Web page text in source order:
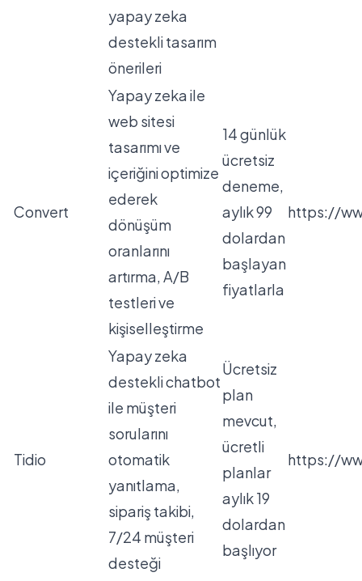
yapay zeka
destekli tasarım
önerileri
Convert
Yapay zeka ile
web sitesi
tasarımı ve
içeriğini optimize
ederek
dönüşüm
oranlarını
artırma, A/B
testleri ve
kişiselleştirme
14 günlük
ücretsiz
deneme,
aylık 99
dolardan
başlayan
fiyatlarla
https://
Tidio
Yapay zeka
destekli chatbot
ile müşteri
sorularını
otomatik
yanıtlama,
sipariş takibi,
7/24 müşteri
desteği
Ücretsiz
plan
mevcut,
ücretli
planlar
aylık 19
dolardan
başlıyor
https://